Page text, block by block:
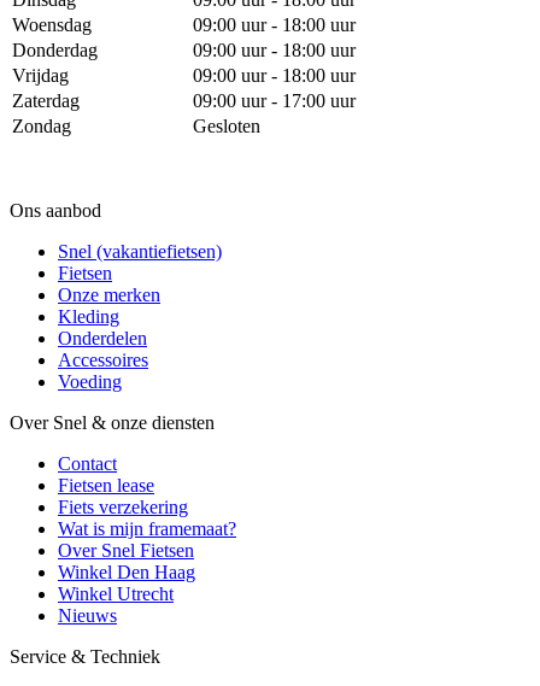
Woensdag
09:00 uur - 18:00 uur
Donderdag
09:00 uur - 18:00 uur
Vrijdag
09:00 uur - 18:00 uur
Zaterdag
09:00 uur - 17:00 uur
Zondag
Gesloten
Ons aanbod
Snel (vakantiefietsen)
Fietsen
Onze merken
Kleding
Onderdelen
Accessoires
Voeding
Over Snel & onze diensten
Contact
Fietsen lease
Fiets verzekering
Wat is mijn framemaat?
Over Snel Fietsen
Winkel Den Haag
Winkel Utrecht
Nieuws
Service & Techniek